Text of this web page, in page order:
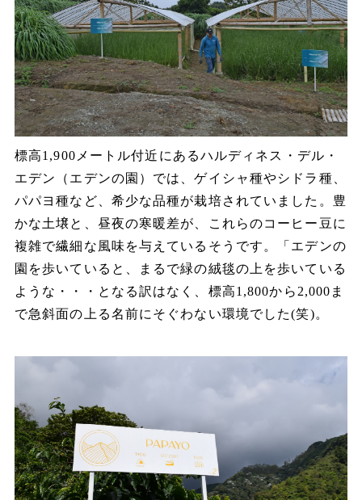
標高1,900 メートル付近にあるハルディネス・デル・
エデン（エデンの園）では、ゲイシャ種やシドラ種、
パパヨ種など、希少な品種が栽培されていました。豊
かな土壌と、昼夜の寒暖差が、これらのコーヒー豆に
複雑で繊細な風味を与えているそうです。「エデンの
園を歩いていると、まるで緑の絨毯の上を歩いている
ような・・・となる訳はなく、標高1,800から 2,000 ま
で急斜面の上る名前にそぐわない環境でした(笑)。